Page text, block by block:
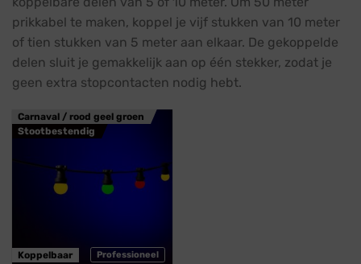
prikkabel te maken, koppel je vijf stukken van 10 meter
of tien stukken van 5 meter aan elkaar. De gekoppelde
delen sluit je gemakkelijk aan op één stekker, zodat je
geen extra stopcontacten nodig hebt.
Carnaval / rood geel groen
Stootbestendig
Professioneel
Koppelbaar